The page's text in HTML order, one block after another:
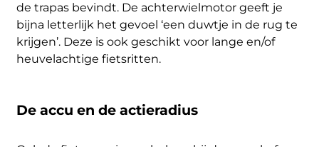
de trapas bevindt. De achterwielmotor geeft je
bijna letterlijk het gevoel ‘een duwtje in de rug te
krijgen’. Deze is ook geschikt voor lange en/of
heuvelachtige fietsritten.
De accu en de actieradius